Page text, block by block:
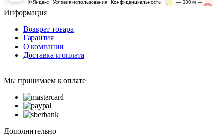
Информация
Возврат товара
Гарантия
О компании
Доставка и оплата
Мы принимаем к оплате
Дополнительно